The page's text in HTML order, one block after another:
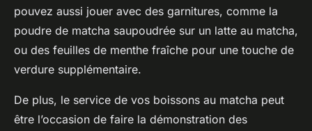
pouvez aussi jouer avec des garnitures, comme la
poudre de matcha saupoudrée sur un latte au matcha,
ou des feuilles de menthe fraîche pour une touche de
verdure supplémentaire.
De plus, le service de vos boissons au matcha peut
être l’occasion de faire la démonstration des